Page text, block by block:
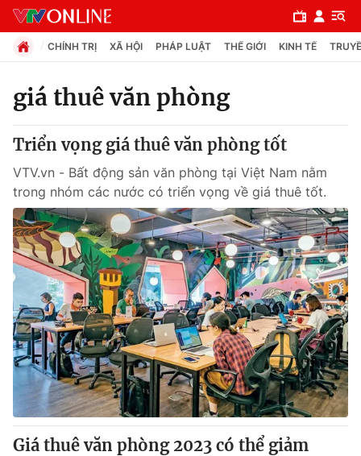
Chuyên mục
Xã hội
Pháp luật
Y tế
Thế giới
Tin tức
Thế giới đó đây
Câu chuyện quốc tế
Kinh tế
Tài chính
Dữ liệu và đời sống
CHÍNH TRỊ XÃ HỘI PHÁP LUẬT THẾ GIỚI KINH TẾ
giá thuê văn phòng
Triển vọng giá thuê văn phòng tốt
VTV.vn - Bất động sản văn phòng tại Việt Nam nằm
trong nhóm các nước có triển vọng về giá thuê tốt.
Giá thuê văn phòng 2023 có thể giảm